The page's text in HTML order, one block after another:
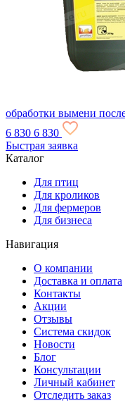
обработки вымени
6 830 6 830
Быстрая заявка
Каталог
Для птиц
Для кроликов
Для фермеров
Для бизнеса
Навигация
О компании
Доставка и оплата
Контакты
Акции
Отзывы
Система скидок
Новости
Блог
Консультации
Личный кабинет
Отследить заказ